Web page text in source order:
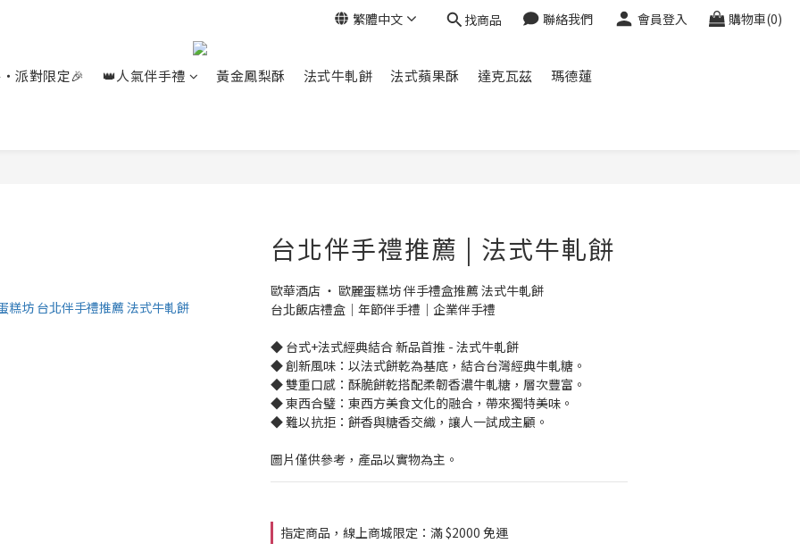
繁體中文 找商品 聯絡我們 會員登入 購物車(0)
派對限定🎉 👑人氣伴手禮 黃金鳳梨酥 法式牛軋餅 法式蘋果酥 達克瓦茲 瑪德蓮
台北伴手禮推薦 | 法式牛軋餅
歐華酒店 ‧ 歐麗蛋糕坊 伴手禮盒推薦 法式牛軋餅
台北飯店禮盒｜年節伴手禮｜企業伴手禮
◆ 台式+法式經典結合 新品首推 - 法式牛軋餅
◆ 創新風味：以法式餅乾為基底，結合台灣經典牛軋糖。
◆ 雙重口感：酥脆餅乾搭配柔韌香濃牛軋糖，層次豐富。
◆ 東西合璧：東西方美食文化的融合，帶來獨特美味。
◆ 難以抗拒：餅香與糖香交織，讓人一試成主顧。
圖片僅供參考，產品以實物為主。
指定商品，線上商城限定：滿 $2000 免運